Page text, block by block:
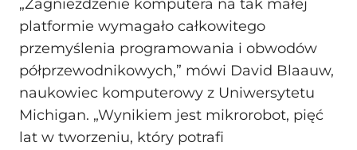
„Zagnieżdżenie komputera na tak małej
platformie wymagało całkowitego
przemyślenia programowania i obwodów
półprzewodnikowych,” mówi David Blaauw,
naukowiec komputerowy z Uniwersytetu
Michigan. „Wynikiem jest mikrorobot, pięć
lat w tworzeniu, który potrafi